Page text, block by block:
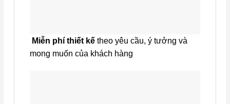
Miễn phí thiết kế theo yêu cầu, ý tưởng và
mong muốn của khách hàng